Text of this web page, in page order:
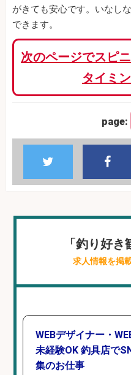
がきても安心です。いなし
できます。
次のページでスピ
タイミ
page:
「釣り好
求人情報を掲
WEBデザイナー・
未経験OK 釣具店で
集のお仕事